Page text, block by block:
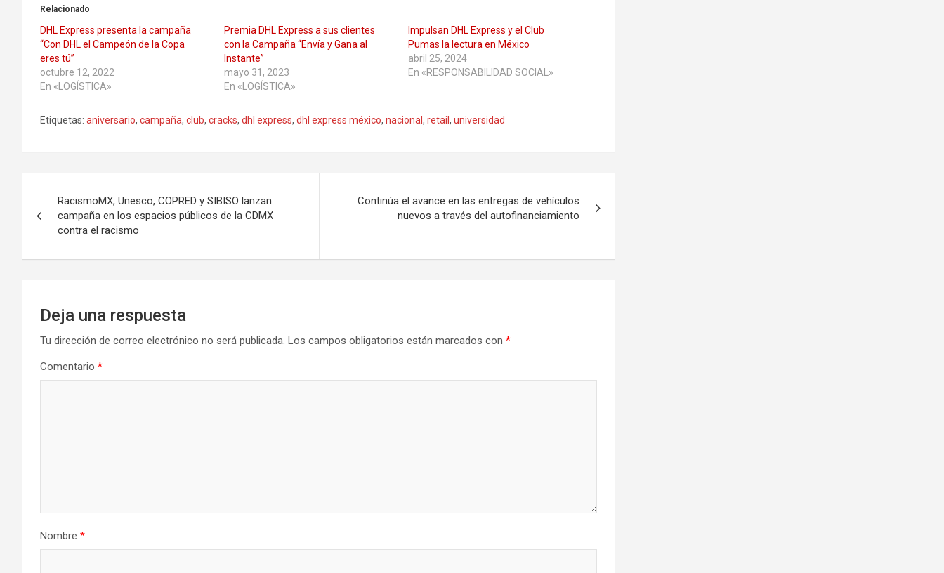
Relacionado
DHL Express presenta la campaña
“Con DHL el Campeón de la Copa
eres tú”
octubre 12, 2022
En «LOGÍSTICA»
Premia DHL Express a sus clientes
con la Campaña “Envía y Gana al
Instante”
mayo 31, 2023
En «LOGÍSTICA»
Impulsan DHL Express y el Club
Pumas la lectura en México
abril 25, 2024
En «RESPONSABILIDAD SOCIAL»
Etiquetas: aniversario, campaña, club, cracks, dhl express, dhl express méxico, nacional , retail , universidad
de
RacismoMX, Unesco, COPRED y SIBISO lanzan
campaña en los espacios públicos de la CDMX
contra el racismo
Continúa el avance en las entregas de vehículos
nuevos a través del autofinanciamiento
Deja una respuesta
Tu dirección de correo electrónico no será publicada. Los campos obligatorios están marcados con *
Comentario *
Nombre *